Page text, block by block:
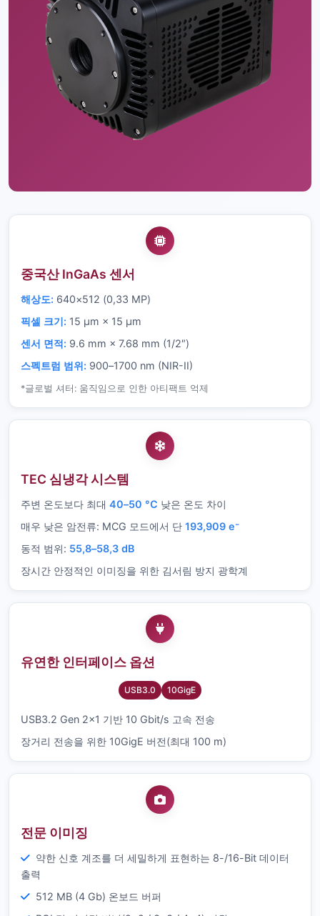
중국산 InGaAs 센서
해상도: 640×512 (0,33 MP)
픽셀 크기: 15 µm × 15 µm
센서 면적: 9.6 mm × 7.68 mm (1/2″)
스펙트럼 범위: 900–1700 nm (NIR-II)
*글로벌 셔터: 움직임으로 인한 아티팩트 억제
TEC 심냉각 시스템
주변 온도보다 최대 40–50 °C 낮은 온도 차이
매우 낮은 암전류: MCG 모드에서 단 193,909 e⁻
동적 범위: 55,8–58,3 dB
장시간 안정적인 이미징을 위한 김서림 방지 광학계
유연한 인터페이스 옵션
USB3.0 10GigE
USB3.2 Gen 2×1 기반 10 Gbit/s 고속 전송
장거리 전송을 위한 10GigE 버전(최대 100 m)
전문 이미징
약한 신호 계조를 더 세밀하게 표현하는 8-/16-Bit 데이터
출력
512 MB (4 Gb) 온보드 버퍼